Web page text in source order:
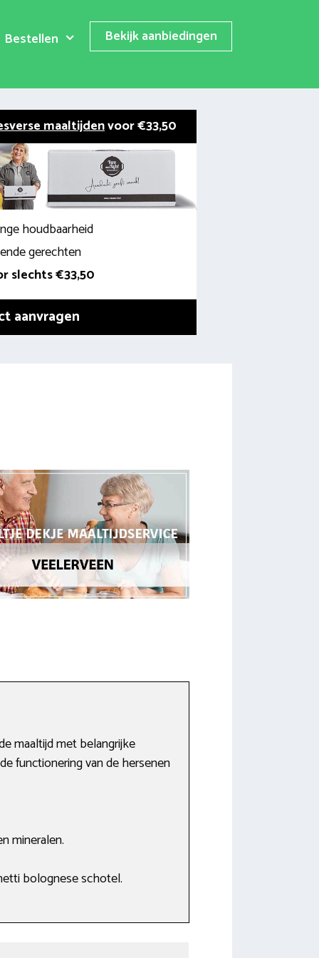
Bestellen Bekijk aanbiedingen
maaltijdenvoor €33,50
houdbaarheid
gerechten
slechts €33,50
aanvragen
maaltijd met belangrijke
functionering van de hersenen
mineralen.
bolognese schotel.